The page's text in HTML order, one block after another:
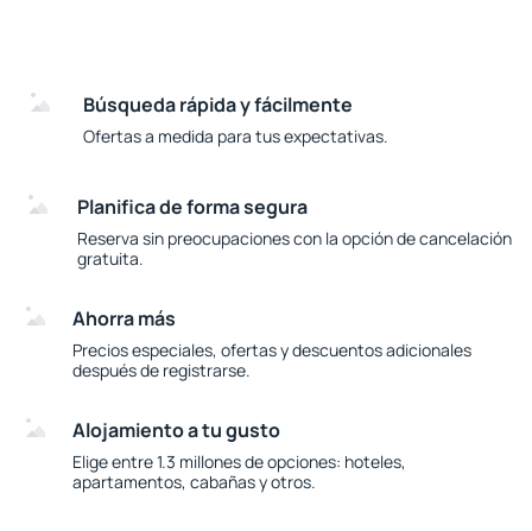
Búsqueda rápida y fácilmente
Ofertas a medida para tus expectativas.
Planifica de forma segura
Reserva sin preocupaciones con la opción de cancelación
gratuita.
Ahorra más
Precios especiales, ofertas y descuentos adicionales
después de registrarse.
Alojamiento a tu gusto
Elige entre 1.3 millones de opciones: hoteles,
apartamentos, cabañas y otros.